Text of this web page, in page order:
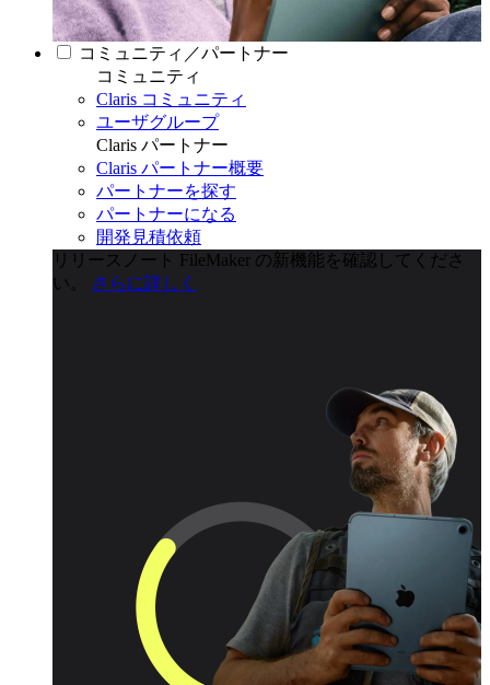
コミュニティ／パートナー
コミュニティ
Claris コミュニティ
ユーザグループ
Claris パートナー
Claris パートナー概要
パートナーを探す
パートナーになる
開発見積依頼
リリースノート
FileMaker の新機能を確認してくださ
い。
さらに詳しく